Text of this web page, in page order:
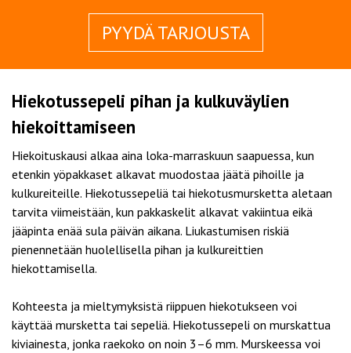
PYYDÄ TARJOUSTA
Hiekotussepeli pihan ja kulkuväylien
hiekoittamiseen
Hiekoituskausi alkaa aina loka-marraskuun saapuessa, kun
etenkin yöpakkaset alkavat muodostaa jäätä pihoille ja
kulkureiteille. Hiekotussepeliä tai hiekotusmursketta aletaan
tarvita viimeistään, kun pakkaskelit alkavat vakiintua eikä
jääpinta enää sula päivän aikana. Liukastumisen riskiä
pienennetään huolellisella pihan ja kulkureittien
hiekottamisella.
Kohteesta ja mieltymyksistä riippuen hiekotukseen voi
käyttää mursketta tai sepeliä. Hiekotussepeli on murskattua
kiviainesta, jonka raekoko on noin 3–6 mm. Murskeessa voi